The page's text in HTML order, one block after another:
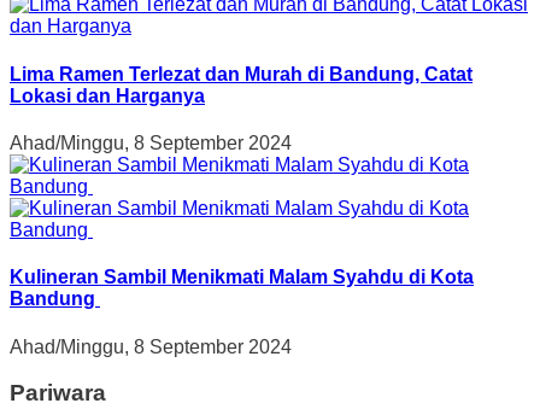
Lima Ramen Terlezat dan Murah di Bandung, Catat
Lokasi dan Harganya
Ahad/Minggu, 8 September 2024
Kulineran Sambil Menikmati Malam Syahdu di Kota
Bandung
Ahad/Minggu, 8 September 2024
Pariwara